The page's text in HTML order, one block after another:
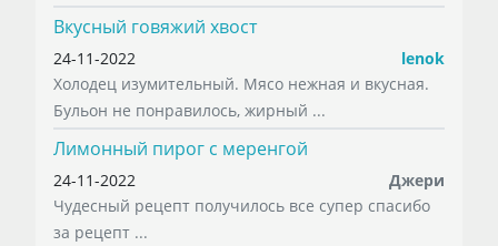
Вкусный говяжий хвост
24-11-2022
lenok
Холодец изумительный. Мясо нежная и вкусная.
Бульон не понравилось, жирный ...
Лимонный пирог с меренгой
24-11-2022
Джери
Чудесный рецепт получилось все супер спасибо
за рецепт ...